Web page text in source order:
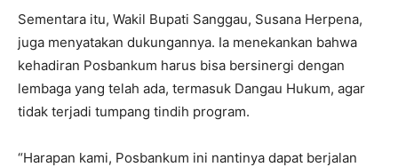
Sementara itu, Wakil Bupati Sanggau, Susana Herpena,
juga menyatakan dukungannya. Ia menekankan bahwa
kehadiran Posbankum harus bisa bersinergi dengan
lembaga yang telah ada, termasuk Dangau Hukum, agar
tidak terjadi tumpang tindih program.
“Harapan kami, Posbankum ini nantinya dapat berjalan